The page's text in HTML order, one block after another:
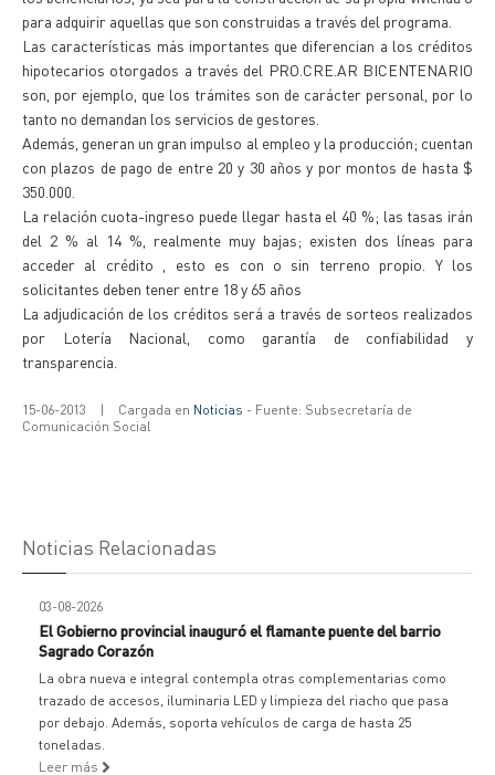
para adquirir aquellas que son construidas a través del programa.
Las características más importantes que diferencian a los créditos
hipotecarios otorgados a través del PRO.CRE.AR BICENTENARIO
son, por ejemplo, que los trámites son de carácter personal, por lo
tanto no demandan los servicios de gestores.
Además, generan un gran impulso al empleo y la producción; cuentan
con plazos de pago de entre 20 y 30 años y por montos de hasta $
350.000.
La relación cuota-ingreso puede llegar hasta el 40 %; las tasas irán
del 2 % al 14 %, realmente muy bajas; existen dos líneas para
acceder al crédito , esto es con o sin terreno propio. Y los
solicitantes deben tener entre 18 y 65 años
La adjudicación de los créditos será a través de sorteos realizados
por Lotería Nacional, como garantía de confiabilidad y
transparencia.
15-06-2013 | Cargada en Noticias - Fuente: Subsecretaría de
Comunicación Social
Noticias Relacionadas
03-08-2026
El Gobierno provincial inauguró el flamante puente del barrio
Sagrado Corazón
La obra nueva e integral contempla otras complementarias como
trazado de accesos, iluminaria LED y limpieza del riacho que pasa
por debajo. Además, soporta vehículos de carga de hasta 25
toneladas.
Leer más